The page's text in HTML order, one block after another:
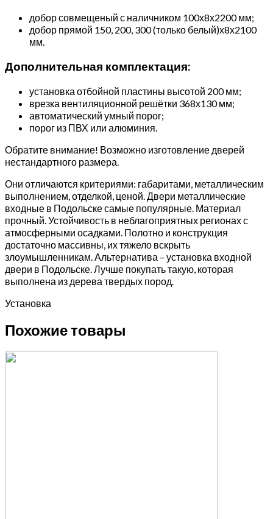
добор совмещеный с наличником 100х8х2200 мм;
добор прямой 150, 200, 300 (только белый)х8х2100
мм.
Дополнительная комплектация:
установка отбойной пластины высотой 200 мм;
врезка вентиляционной решётки 368х130 мм;
автоматический умный порог;
порог из ПВХ или алюминия.
Обратите внимание! Возможно изготовление дверей
нестандартного размера.
Они отличаются критериями: габаритами, металлическим
выполнением, отделкой, ценой. Двери металлические
входные в Подольске самые популярные. Материал
прочный. Устойчивость в неблагоприятных регионах с
атмосферными осадками. Полотно и конструкция
достаточно массивны, их тяжело вскрыть
злоумышленникам. Альтернатива – установка входной
двери в Подольске. Лучше покупать такую, которая
выполнена из дерева твердых пород.
Установка
Похожие товары